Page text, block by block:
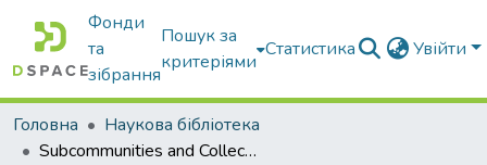
Фонди
та
зібрання
Пошук за
критеріями
Статистика Увійти
Головна
Наукова бібліотека
Subcommunities and Collections